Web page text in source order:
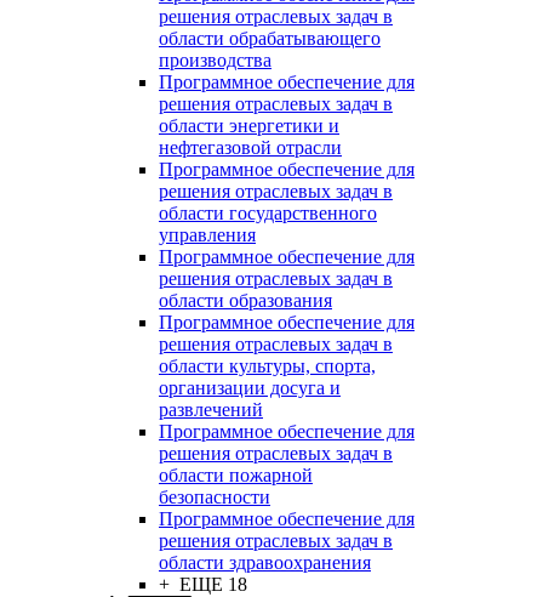
решения отраслевых задач в
области обрабатывающего
производства
Программное обеспечение для
решения отраслевых задач в
области энергетики и
нефтегазовой отрасли
Программное обеспечение для
решения отраслевых задач в
области государственного
управления
Программное обеспечение для
решения отраслевых задач в
области образования
Программное обеспечение для
решения отраслевых задач в
области культуры, спорта,
организации досуга и
развлечений
Программное обеспечение для
решения отраслевых задач в
области пожарной
безопасности
Программное обеспечение для
решения отраслевых задач в
области здравоохранения
+ ЕЩЕ 18